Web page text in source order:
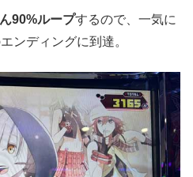
90%ループするので、一気に
ンディングに到達。